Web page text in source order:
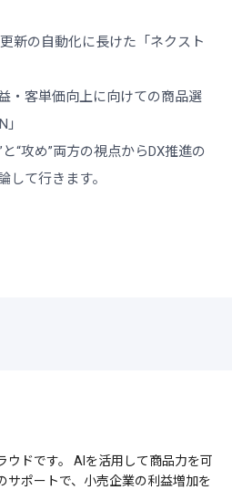
新の自動化に長けた「ネクスト
・客単価向上に向けての商品選
“攻め”両方の視点からDX推進の
して行きます。
ウドです。 AIを活用して商品力を可
サポートで、小売企業の利益増加を